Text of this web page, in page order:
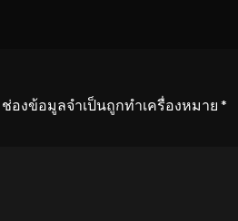
ช่องข้อมูลจำเป็นถูกทำเครื่องหมาย *